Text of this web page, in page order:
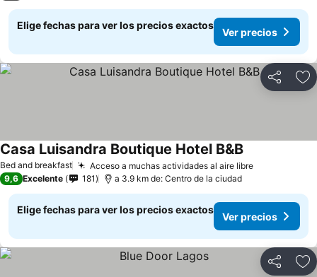
Elige fechas para ver los precios exactos
Ver precios
Compartir
Bed and breakfast Acceso a muchas actividades al aire libreVer precios
Casa Luisandra Boutique Hotel B&BVer precios
9,6 Excelente 181 a 3.9 km de: Centro de la ciudad
Elige fechas para ver los precios exactos
Ver precios
Compartir